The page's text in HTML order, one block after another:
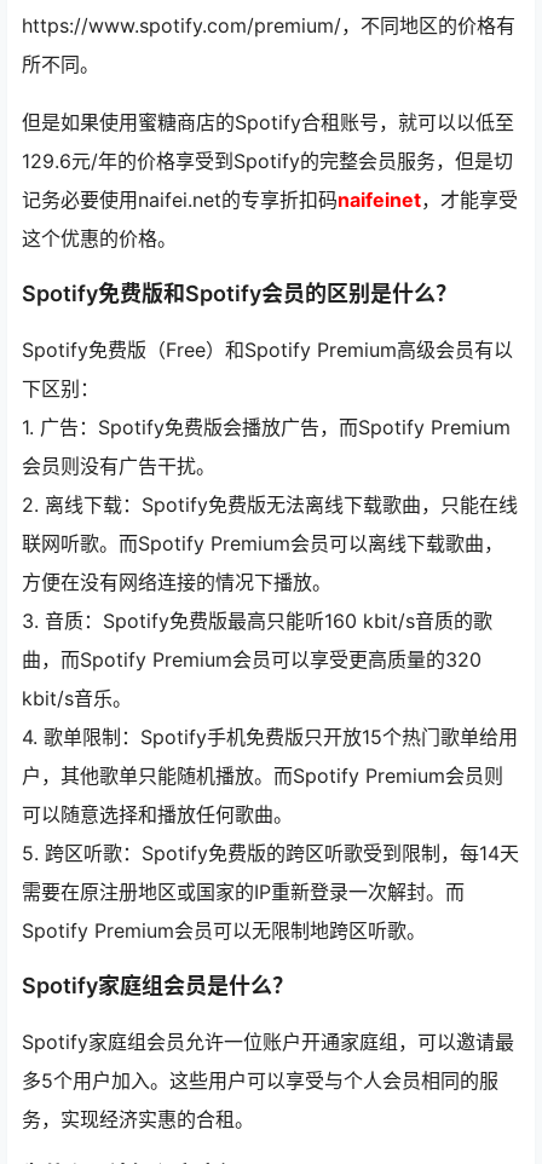
https://www.spotify.com/premium/，不同地区的价格有
所不同。
但是如果使用蜜糖商店的Spotify合租账号，就可以以低至
129.6元/年的价格享受到Spotify的完整会员服务，但是切
记务必要使用naifei.net的专享折扣码naifeinet，才能享受
这个优惠的价格。
Spotify免费版和Spotify会员的区别是什么？
Spotify免费版（Free）和Spotify Premium高级会员有以
下区别：
1. 广告：Spotify免费版会播放广告，而Spotify Premium
会员则没有广告干扰。
2. 离线下载：Spotify免费版无法离线下载歌曲，只能在线
联网听歌。而Spotify Premium会员可以离线下载歌曲，
方便在没有网络连接的情况下播放。
3. 音质：Spotify免费版最高只能听160 kbit/s音质的歌
曲，而Spotify Premium会员可以享受更高质量的320
kbit/s音乐。
4. 歌单限制：Spotify手机免费版只开放15个热门歌单给用
户，其他歌单只能随机播放。而Spotify Premium会员则
可以随意选择和播放任何歌曲。
5. 跨区听歌：Spotify免费版的跨区听歌受到限制，每14天
需要在原注册地区或国家的IP重新登录一次解封。而
Spotify Premium会员可以无限制地跨区听歌。
Spotify家庭组会员是什么？
Spotify家庭组会员允许一位账户开通家庭组，可以邀请最
多5个用户加入。这些用户可以享受与个人会员相同的服
务，实现经济实惠的合租。